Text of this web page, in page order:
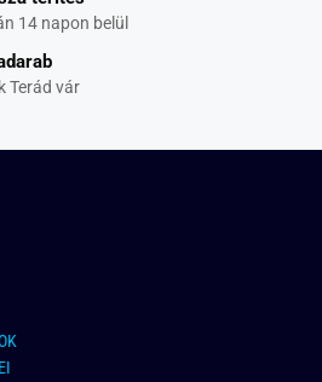
14 napon belül
Terád vár